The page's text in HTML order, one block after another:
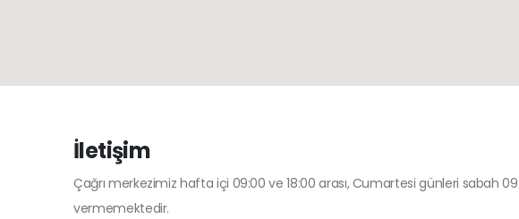
İletişim
Çağrı merkezimiz hafta içi 09:00 ve 18:00 arası, Cumartesi günleri sabah
vermemektedir.